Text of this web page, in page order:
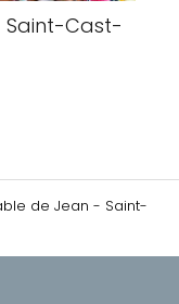
Saint-Cast-
de Jean - Saint-